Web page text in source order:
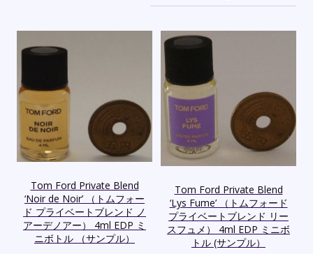
Tom Ford Private Blend
‘Noir de Noir’ （トムフォー
ド プライベートブレンド ノ
アーデノアー） 4ml EDP ミ
ニボトル （サンプル）
Tom Ford Private Blend
‘Lys Fume’ （トムフォード
プライベートブレンド リー
スフュメ） 4ml EDP ミニボ
トル (サンプル）